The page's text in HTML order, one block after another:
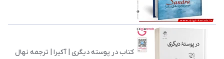
کتاب در پوسته دیگری | آکیرا | ترجمه نهال